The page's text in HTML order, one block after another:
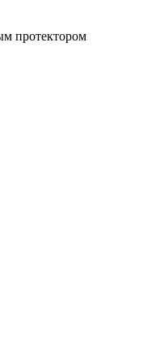
протектором